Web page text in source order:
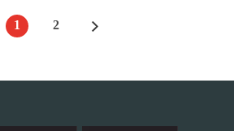
1 2